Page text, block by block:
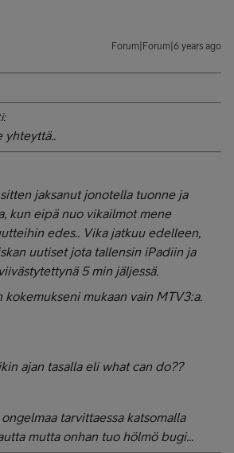
Forum|Forum|6 years ago
yhteyttä..
jaksanut jonotella tuonne ja
kun eipä nuo vikailmot mene
edes.. Vika jatkuu edelleen,
uutiset jota tallensin iPadiin ja
5 min jäljessä.
kokemukseni mukaan vain MTV3:a.
ajan tasalla eli what can do??
tarvittaessa katsomalla
mutta onhan tuo hölmö bugi...